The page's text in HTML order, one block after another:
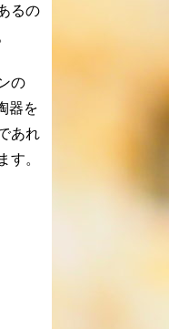
るの
の
器を
あれ
す。